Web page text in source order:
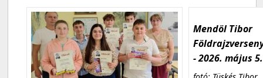
Mendöl Tibor
- 2026. május 5.